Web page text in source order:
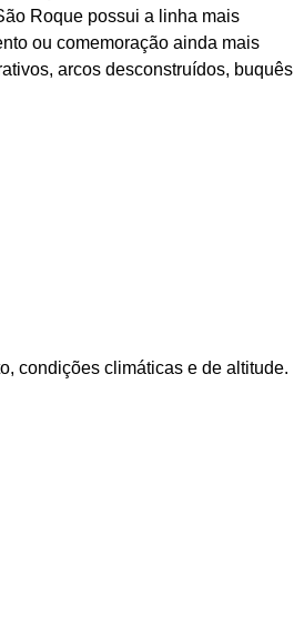
Roque possui a linha mais
ou comemoração ainda mais
arcos desconstruídos, buquês
condições climáticas e de altitude.